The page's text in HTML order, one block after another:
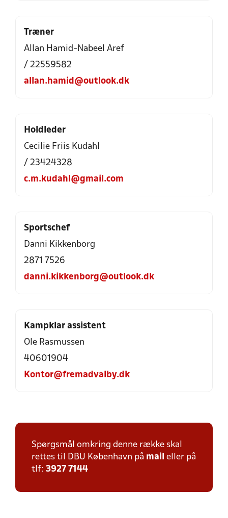
Træner
Allan Hamid-Nabeel Aref
/ 22559582
allan.hamid@outlook.dk
Holdleder
Cecilie Friis Kudahl
/ 23424328
c.m.kudahl@gmail.com
Sportschef
Danni Kikkenborg
2871 7526
danni.kikkenborg@outlook.dk
Kampklar assistent
Ole Rasmussen
40601904
Kontor@fremadvalby.dk
Spørgsmål omkring denne række skal
rettes til DBU København på mail eller på
tlf: 3927 7144